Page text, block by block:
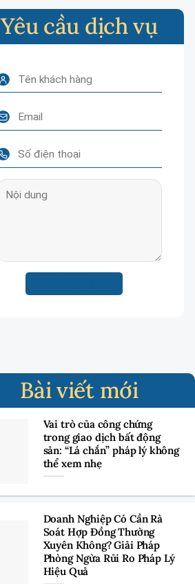
Yêu cầu dịch vụ
Bài viết mới
Vai trò của công chứng
trong giao dịch bất động
sản: “Lá chắn” pháp lý không
thể xem nhẹ
Doanh Nghiệp Có Cần Rà
Soát Hợp Đồng Thường
Xuyên Không? Giải Pháp
Phòng Ngừa Rủi Ro Pháp Lý
Hiệu Quả